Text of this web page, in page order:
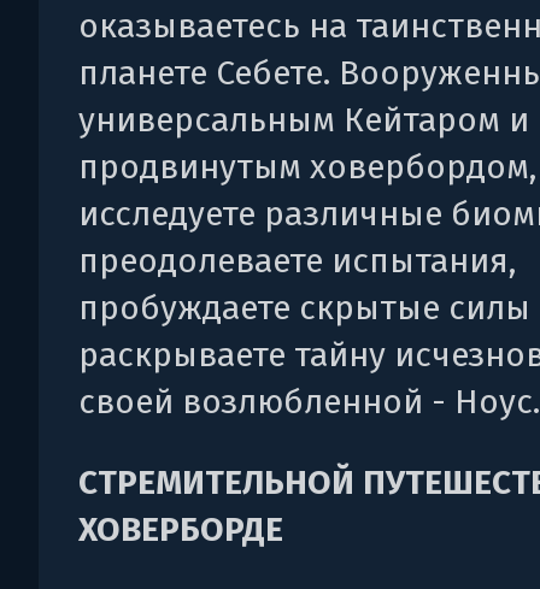
оказываетесь на
планете Себете.
универсальным Кейтаром и
продвинутым
исследуете различные
преодолеваете испытания,
пробуждаете скрытые силы
раскрываете тайну
своей возлюбленной - Ноус.
СТРЕМИТЕЛЬНОЙ
ХОВЕРБОРДЕ